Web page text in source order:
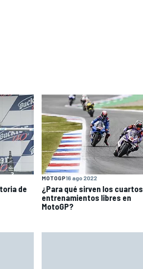
de
MOTOGP16 ago 2022
¿Para qué sirven los cuartos
entrenamientos libres en
MotoGP?